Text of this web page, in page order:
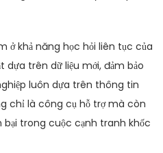
ở khả năng học hỏi liên tục của
dựa trên dữ liệu mới, đảm bảo
luôn dựa trên thông tin
chỉ là công cụ hỗ trợ mà còn
trong cuộc cạnh tranh khốc